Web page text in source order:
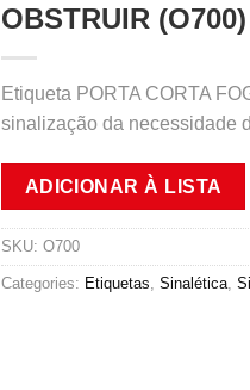
OBSTRUIR (O700)
Etiqueta PORTA CORTA
sinalização da necessidade
ADICIONAR À LISTA
SKU: O700
Categories: Etiquetas, Sinalética,